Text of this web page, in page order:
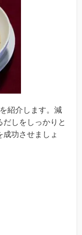
紹介します。減
しをしっかりと
功させましょ